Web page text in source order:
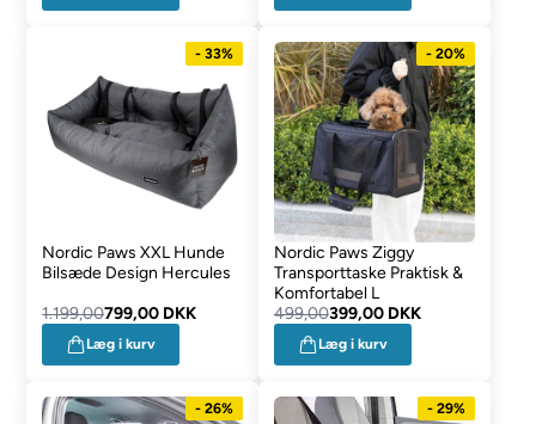
- 33%
Nordic Paws XXL Hunde
Bilsæde Design Hercules
1.199,00799,00 DKK
Læg i kurv
- 20%
Nordic Paws Ziggy
Transporttaske Praktisk &
Komfortabel L
499,00399,00 DKK
Læg i kurv
- 26% - 29%